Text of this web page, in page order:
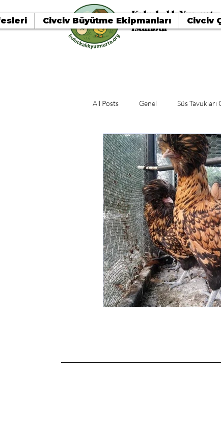
Kuluçkalık Yumurta
İstanbul
Civciv Büyütme Ekipmanları Civciv
All Posts Genel Süs Tavukları